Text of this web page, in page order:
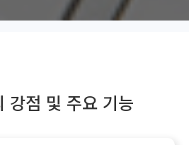
강점 및 주요 기능